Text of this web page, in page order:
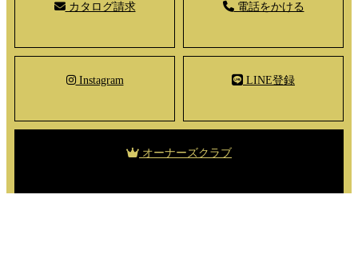
カタログ請求 電話をかける
Instagram LINE登録
オーナーズクラブ